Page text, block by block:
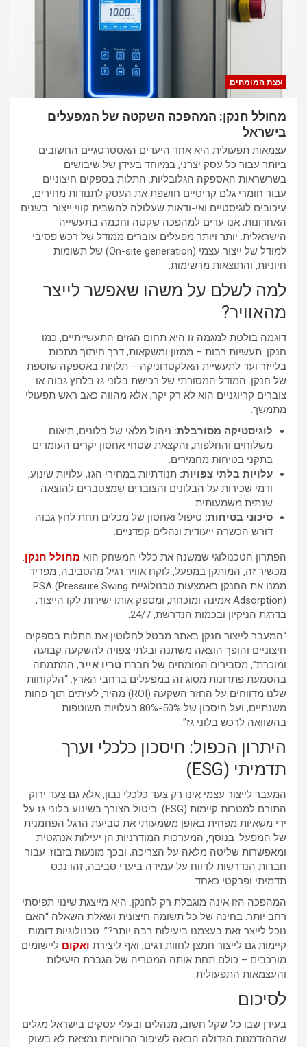
עצת המומחים
מחולל חנקן: המהפכה השקטה של המפעלים
בישראל
עצמאות תפעולית היא אחד היעדים האסטרטגיים החשובים
ביותר עבור כל עסק יצרני, במיוחד בעידן של שיבושים
בשרשראות האספקה הגלובליות. התלות בספקים חיצוניים
עבור חומרי גלם קריטיים חושפת את העסק לתנודות מחירים,
עיכובים לוגיסטיים ואי-ודאות שעלולה להשבית קווי ייצור. בשנים
האחרונות, אנו עדים למהפכה שקטה וחכמה בתעשייה
הישראלית: יותר ויותר מפעלים עוברים ממודל של רכש פסיבי
למודל של ייצור עצמי (On-site generation) של תשומות
חיוניות, והתוצאות מרשימות.
למה לשלם על משהו שאפשר לייצר
מהאוויר?
דוגמה בולטת למגמה זו היא תחום הגזים התעשייתיים, כמו
חנקן. תעשיות רבות – ממזון ומשקאות, דרך חיתוך מתכות
בלייזר ועד לתעשיית האלקטרוניקה – תלויות באספקה שוטפת
של חנקן. המודל המסורתי של רכישת בלוני גז בלחץ גבוה או
צוברים קריוגניים הוא לא רק יקר, אלא מהווה כאב ראש תפעולי
מתמשך:
לוגיסטיקה מסורבלת: ניהול מלאי של בלונים, תיאום
משלוחים והחלפות, והקצאת שטחי אחסון יקרים העומדים
בתקני בטיחות מחמירים.
עלויות בלתי צפויות: תנודתיות במחירי הגז, עלויות שינוע,
ודמי שכירות על הבלונים והצוברים שמצטברים להוצאה
שנתית משמעותית.
סיכוני בטיחות: טיפול ואחסון של מכלים תחת לחץ גבוה
דורש הכשרה ייעודית ונהלים קפדניים.
הפתרון הטכנולוגי שמשנה את כללי המשחק הוא מחולל חנקן.
מכשיר זה, המותקן במפעל, לוקח אוויר רגיל מהסביבה, מפריד
ממנו את החנקן באמצעות טכנולוגיית PSA (Pressure Swing
Adsorption) אמינה ומוכחת, ומספק אותו ישירות לקו הייצור,
בדרגת הניקיון ובכמות הנדרשת, 24/7.
“המעבר לייצור חנקן באתר מבטל לחלוטין את התלות בספקים
חיצוניים והופך הוצאה משתנה ובלתי צפויה להשקעה קבועה
ומוכרת”, מסבירים המומחים של חברת טריו אייר, המתמחה
בהטמעת פתרונות מסוג זה במפעלים ברחבי הארץ. “הלקוחות
שלנו מדווחים על החזר השקעה (ROI) מהיר, לעיתים תוך פחות
משנתיים, ועל חיסכון של 50%-80% בעלויות השוטפות
בהשוואה לרכש בלוני גז”.
היתרון הכפול: חיסכון כלכלי וערך
תדמיתי (ESG)
המעבר לייצור עצמי אינו רק צעד כלכלי נבון, אלא גם צעד ירוק
התורם למטרות קיימות (ESG). ביטול הצורך בשינוע בלוני גז על
ידי משאיות מפחית באופן משמעותי את טביעת הרגל הפחמנית
של המפעל. בנוסף, המערכות המודרניות הן יעילות אנרגטית
ומאפשרות שליטה מלאה על הצריכה, ובכך מונעות בזבוז. עבור
חברות הנדרשות לדווח על עמידה ביעדי סביבה, זהו נכס
תדמיתי ופרקטי כאחד.
המהפכה הזו אינה מוגבלת רק לחנקן. היא מייצגת שינוי תפיסתי
רחב יותר: בחינה של כל תשומה חיצונית ושאלת השאלה “האם
נוכל לייצר זאת בעצמנו ביעילות רבה יותר?”. טכנולוגיות דומות
קיימות גם לייצור חמצן לחוות דגים, ואף ליצירת ואקום ליישומים
מורכבים – כולם תחת אותה המטריה של הגברת היעילות
והעצמאות התפעולית.
לסיכום
בעידן שבו כל שקל חשוב, מנהלים ובעלי עסקים בישראל מגלים
שההזדמנות הגדולה הבאה לשיפור הרווחיות נמצאת לא בשוק